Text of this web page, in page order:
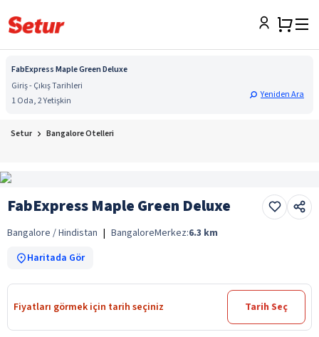
FabExpress Maple Green Deluxe
Giriş - Çıkış Tarihleri
1 Oda, 2 Yetişkin
Yeniden Ara
Setur Bangalore Otelleri
FabExpress Maple Green Deluxe
Bangalore / Hindistan | BangaloreMerkez:6.3 km
Haritada Gör
Fiyatları görmek için tarih seçiniz Tarih Seç